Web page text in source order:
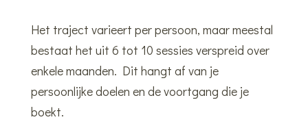
Het traject varieert per persoon, maar meestal
bestaat het uit 6 tot 10 sessies verspreid over
enkele maanden. Dit hangt af van je
persoonlijke doelen en de voortgang die je
boekt.